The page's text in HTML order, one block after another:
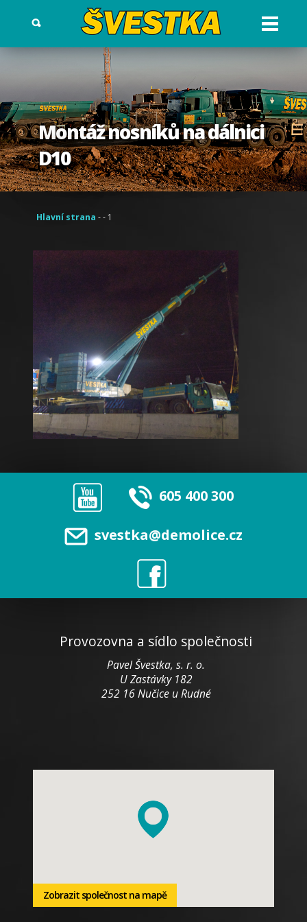
Otev?
ít
menu
Montáž nosníků na dálnici
D10
Hlavní strana - - 1
605 400 300
svestka@demolice.cz
Provozovna a sídlo společnosti
Pavel Švestka, s. r. o.
U Zastávky 182
252 16 Nučice u Rudné
Zobrazit společnost na mapě